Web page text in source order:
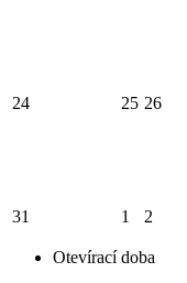
24 25 26
31 1 2
Otevírací doba